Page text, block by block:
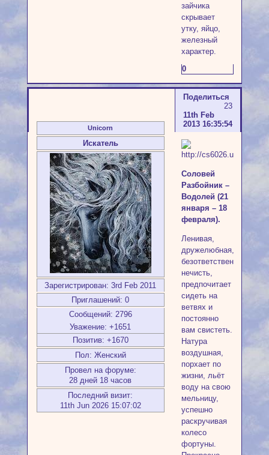
зайчика
скрывает
утку, яйцо,
железный
характер.
0
Поделиться
23
11th Feb
2013 16:35:54
Unicorn
Искатель
Зарегистрирован: 3rd Feb 2011
Приглашений: 0
Сообщений: 2796
Уважение: +1651
Позитив: +1670
Пол: Женский
Провел на форуме:
28 дней 18 часов
Последний визит:
11th Jun 2026 15:07:02
Соловей
Разбойник –
Водолей (21
января – 18
февраля).
Ленивая,
дружелюбная,
безответственная
нечисть,
предпочитает
сидеть на
ветвях и
постоянно
вам свистеть.
Натура
воздушная,
порхает по
жизни, льёт
воду на свою
мельницу,
успешно
раскручивая
колесо
фортуны.